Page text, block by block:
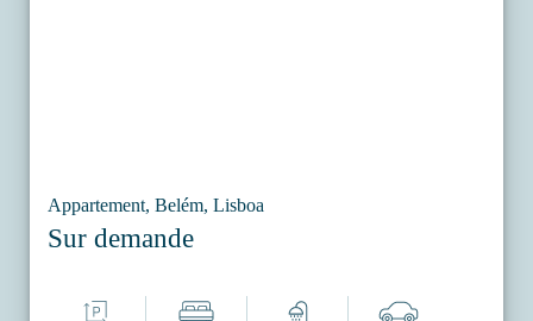
Appartement, Belém, Lisboa
Sur demande